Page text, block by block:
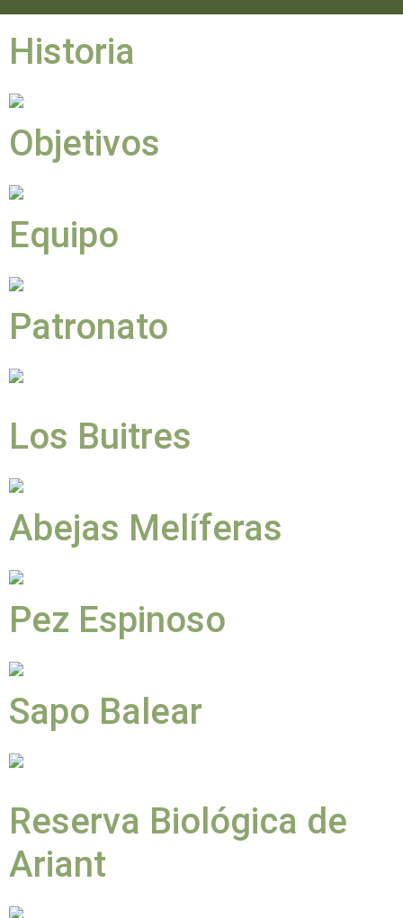
Historia
Objetivos
Equipo
Patronato
Los Buitres
Abejas Melíferas
Pez Espinoso
Sapo Balear
Reserva Biológica de
Ariant